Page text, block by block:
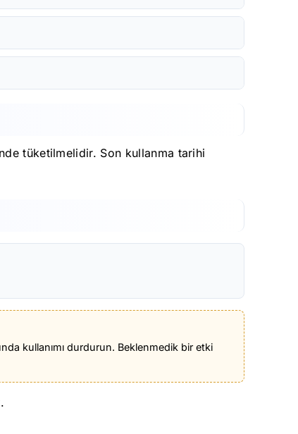
tüketilmelidir. Son kullanma tarihi
kullanımı durdurun. Beklenmedik bir etki